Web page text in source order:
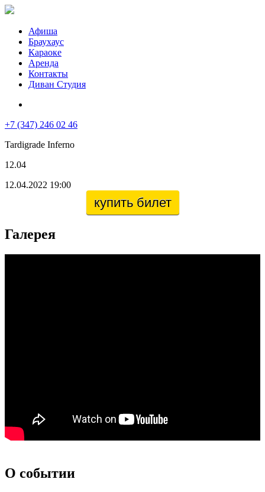
Афиша
Браухаус
Караоке
Аренда
Контакты
Диван Студия
+7 (347) 246 02 46
Tardigrade Inferno
12.04
12.04.2022 19:00
купить билет
Галерея
О событии